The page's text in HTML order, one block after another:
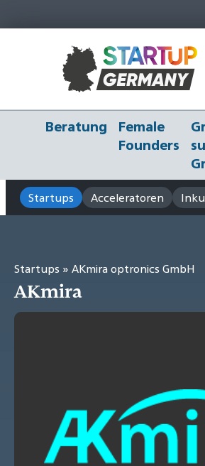
Beratung
Female
Founders
Startups Acceleratoren
Startups » AKmira optronics GmbH
AKmira